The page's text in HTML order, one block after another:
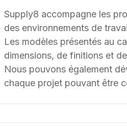
Supply8 accompagne les
des environnements de
Les modèles présentés au
dimensions, de finitions et
Nous pouvons également
chaque projet pouvant être